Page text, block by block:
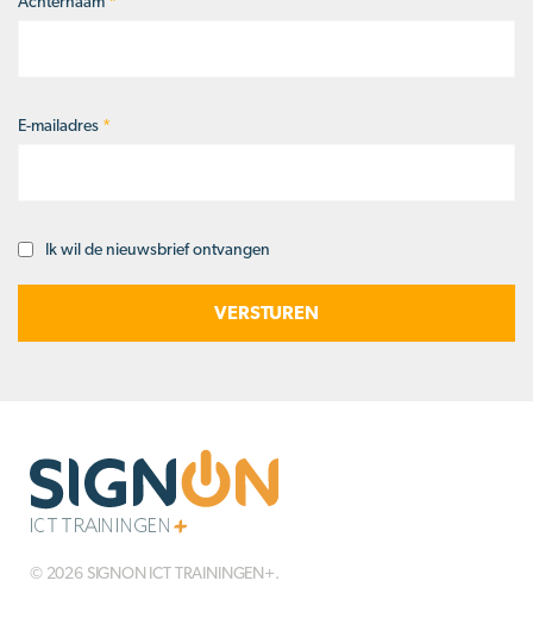
E-mailadres *
Opt-Ik wil de nieuwsbrief ontvangen
© 2026 SIGNON ICT TRAININGEN+.